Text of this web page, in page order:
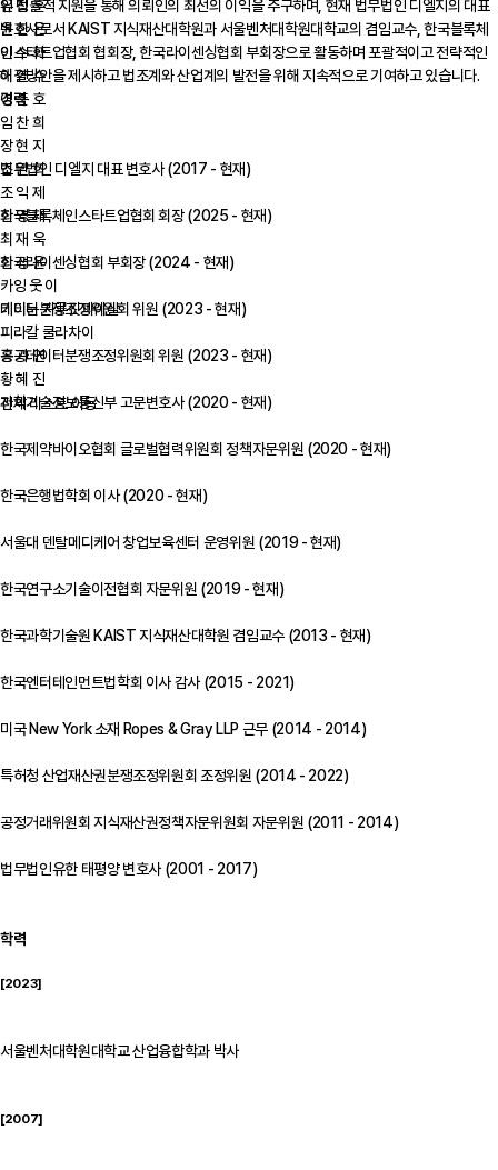
유 정 훈
윤 찬 은
이 수 화
이 연 수
이 준 호
임 찬 희
장 현 지
조 원 희
조 익 제
최 영 재
최 재 욱
최 정 윤
카잉 웃 이
키티눈 자루킷파이살
피라칼 쿨라차이
홍 가 연
황 혜 진
전체 리스트 이동
인 법률적 지원을 통해 의뢰인의 최선의 이익을 추구하며, 현재 법무법인 디엘지의 대표
변호사로서 KAIST 지식재산대학원과 서울벤처대학원대학교의 겸임교수, 한국블록체
인스타트업협회 협회장, 한국라이센싱협회 부회장으로 활동하며 포괄적이고 전략적인
해결방안을 제시하고 법조계와 산업계의 발전을 위해 지속적으로 기여하고 있습니다.
경력
법무법인 디엘지 대표 변호사 (2017 - 현재)
한국블록체인스타트업협회 회장 (2025 - 현재)
한국라이센싱협회 부회장 (2024 - 현재)
데이터분쟁조정위원회 위원 (2023 - 현재)
공공데이터분쟁조정위원회 위원 (2023 - 현재)
과학기술정보통신부 고문변호사 (2020 - 현재)
한국제약바이오협회 글로벌협력위원회 정책자문위원 (2020 - 현재)
한국은행법학회 이사 (2020 - 현재)
서울대 덴탈메디케어 창업보육센터 운영위원 (2019 - 현재)
한국연구소기술이전협회 자문위원 (2019 - 현재)
한국과학기술원 KAIST 지식재산대학원 겸임교수 (2013 - 현재)
한국엔터테인먼트법학회 이사 감사 (2015 - 2021)
미국 New York 소재 Ropes & Gray LLP 근무 (2014 - 2014)
특허청 산업재산권분쟁조정위원회 조정위원 (2014 - 2022)
공정거래위원회 지식재산권정책자문위원회 자문위원 (2011 - 2014)
법무법인유한 태평양 변호사 (2001 - 2017)
학력
[2023]
서울벤처대학원대학교 산업융합학과 박사
[2007]